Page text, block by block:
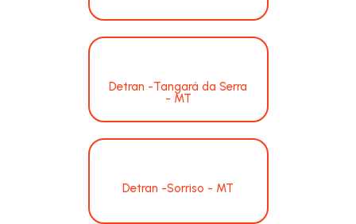
Detran -Tangará da Serra
- MT
Detran -Sorriso - MT